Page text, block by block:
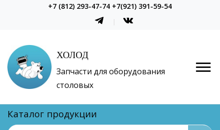
+7 (812) 293-47-74 +7(921) 391-59-54
ХОЛОД
Запчасти для оборудования
столовых
Каталог продукции